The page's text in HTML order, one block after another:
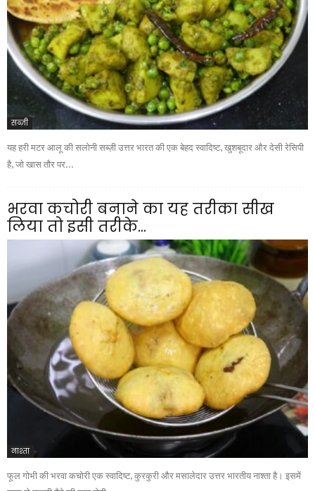
सब्ज़ी
यह हरी मटर आलू की सलोनी सब्ज़ी उत्तर भारत की एक बेहद स्वादिष्ट, खुशबूदार और देसी रेसिपी
है, जो खास तौर पर...
भरवा कचोरी बनाने का यह तरीका सीख
लिया तो इसी तरीके...
नाश्ता
फूल गोभी की भरवा कचोरी एक स्वादिष्ट, कुरकुरी और मसालेदार उत्तर भारतीय नाश्ता है। इसमें